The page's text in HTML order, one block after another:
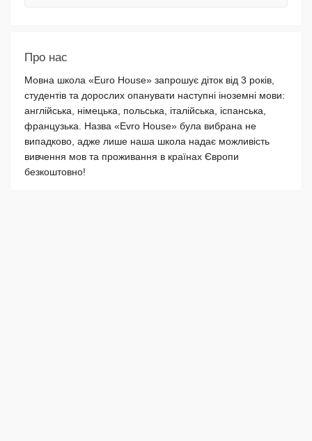
Про нас
Мовна школа «Euro House» запрошує діток від 3 років,
студентів та дорослих опанувати наступні іноземні мови:
англійська, німецька, польська, італійська, іспанська,
французька. Назва «Evro House» була вибрана не
випадково, адже лише наша школа надає можливість
вивчення мов та проживання в країнах Європи
безкоштовно!